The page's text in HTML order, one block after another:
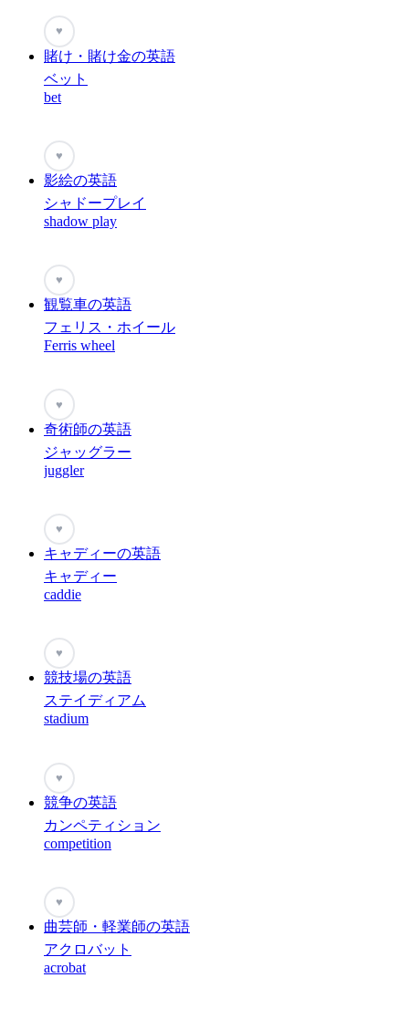
♥
賭け・賭け金の英語
ベット
bet
♥
影絵の英語
シャドープレイ
shadow play
♥
観覧車の英語
フェリス・ホイール
Ferris wheel
♥
奇術師の英語
ジャッグラー
juggler
♥
キャディーの英語
キャディー
caddie
♥
競技場の英語
ステイディアム
stadium
♥
競争の英語
カンペティション
competition
♥
曲芸師・軽業師の英語
アクロバット
acrobat